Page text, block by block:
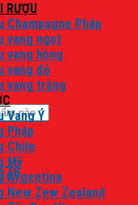
RƯỢU
Champagne Pháp
vang ngọt
vang hồng
vang đỏ
vang trắng
Vang Ý
Pháp
Chile
Mỹ
Argentina
New Zew Zealand